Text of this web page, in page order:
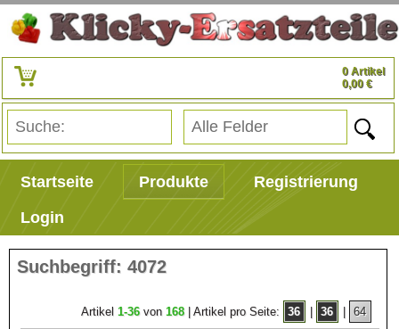
0 Artikel
0,00 €
Startseite Produkte
Registrierung
Login
Suchbegriff: 4072
Artikel 1-36von 168| Artikel pro Seite: 36 36 64